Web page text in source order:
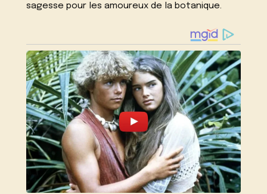
sagesse pour les amoureux de la botanique.